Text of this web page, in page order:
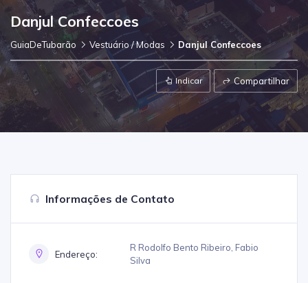
Danjul Confeccoes
GuiaDeTubarão Vestuário / Modas Danjul Confeccoes
Indicar Compartilhar
Informações de Contato
Endereço:
R Rodolfo Bento Ribeiro, Fabio
Silva